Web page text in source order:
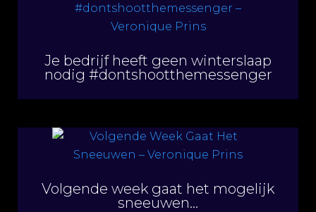
Je bedrijf heeft geen winterslaap
nodig #dontshootthemessenger
Volgende week gaat het mogelijk
sneeuwen…